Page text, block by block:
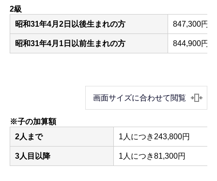
2級
昭和31年4月2日以後生まれの方
847,300円
昭和31年4月1日以前生まれの方 844,900円
画面サイズに合わせて閲覧
※子の加算額
2人まで
1人につき243,800円
3人目以降 1人につき81,300円